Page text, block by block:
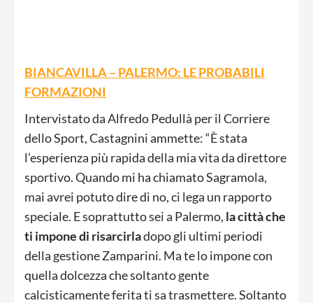
BIANCAVILLA – PALERMO: LE PROBABILI
FORMAZIONI
Intervistato da Alfredo Pedullà per il Corriere
dello Sport, Castagnini ammette: “È stata
l’esperienza più rapida della mia vita da direttore
sportivo. Quando mi ha chiamato Sagramola,
mai avrei potuto dire di no, ci lega un rapporto
speciale. E soprattutto sei a Palermo, la cittàche
ti impone di risarcirladopo gli ultimi periodi
della gestione Zamparini. Ma te lo impone con
quella dolcezza che soltanto gente
calcisticamente ferita ti sa trasmettere. Soltanto